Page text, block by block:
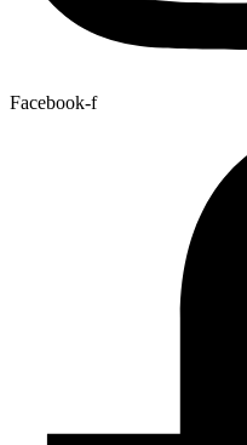
Facebook-f